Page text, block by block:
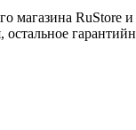
магазина RuStore